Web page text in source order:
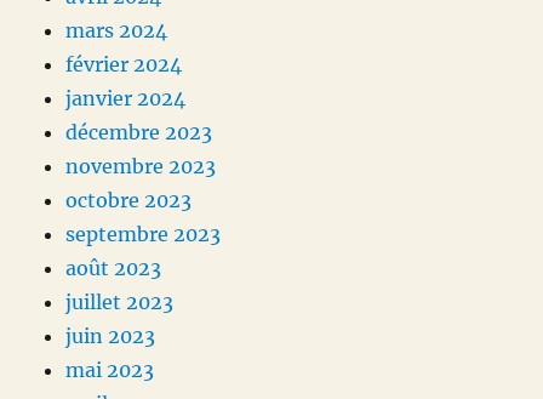
mars 2024
février 2024
janvier 2024
décembre 2023
novembre 2023
octobre 2023
septembre 2023
août 2023
juillet 2023
juin 2023
mai 2023